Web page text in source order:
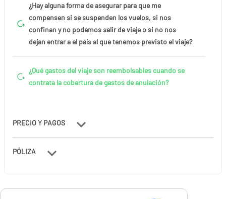
¿Hay alguna forma de asegurar para que me
compensen si se suspenden los vuelos, si nos
confinan y no podemos salir de viaje o si no nos
dejan entrar a el país al que tenemos previsto el viaje?
¿Qué gastos del viaje son reembolsables cuando se
contrata la cobertura de gastos de anulación?
PRECIO Y PAGOS
PÓLIZA